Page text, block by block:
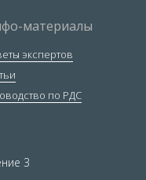
материалы
экспертов
по РДС
3